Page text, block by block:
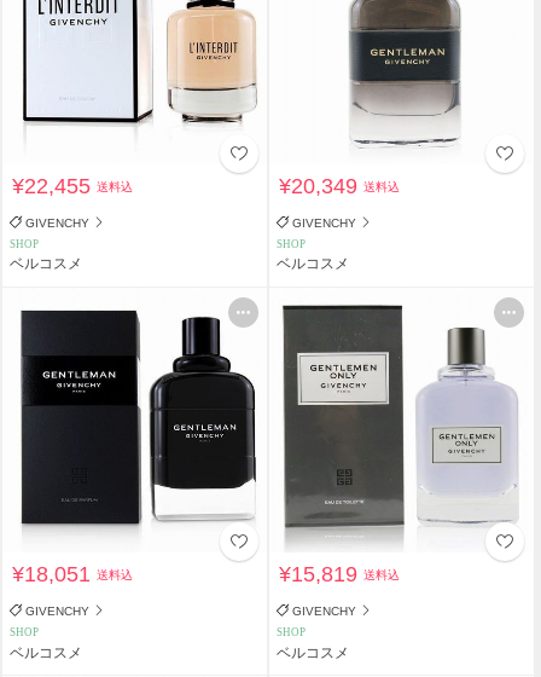
¥22,455送料込
GIVENCHY
SHOP
ベルコスメ
¥20,349送料込
GIVENCHY
SHOP
ベルコスメ
¥18,051送料込
GIVENCHY
SHOP
ベルコスメ
¥15,819送料込
GIVENCHY
SHOP
ベルコスメ